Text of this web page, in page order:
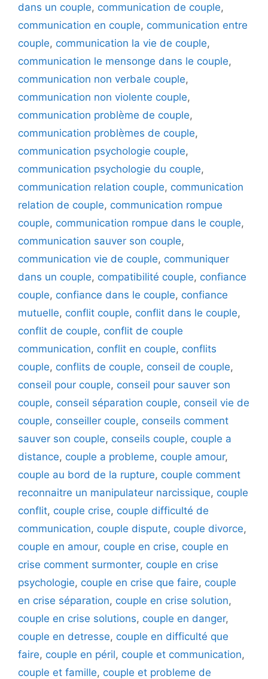
dans un couple, communication de couple,
communication en couple, communication entre
couple, communication la vie de couple,
communication le mensonge dans le couple,
communication non verbale couple,
communication non violente couple,
communication problème de couple,
communication problèmes de couple,
communication psychologie couple,
communication psychologie du couple,
communication relation couple, communication
relation de couple, communication rompue
couple, communication rompue dans le couple,
communication sauver son couple,
communication vie de couple, communiquer
dans un couple, compatibilité couple, confiance
couple, confiance dans le couple, confiance
mutuelle, conflit couple, conflit dans le couple,
conflit de couple, conflit de couple
communication, conflit en couple, conflits
couple, conflits de couple, conseil de couple,
conseil pour couple, conseil pour sauver son
couple, conseil séparation couple, conseil vie de
couple, conseiller couple, conseils comment
sauver son couple, conseils couple, couple a
distance, couple a probleme, couple amour,
couple au bord de la rupture, couple comment
reconnaitre un manipulateur narcissique, couple
conflit, couple crise, couple difficulté de
communication, couple dispute, couple divorce,
couple en amour, couple en crise, couple en
crise comment surmonter, couple en crise
psychologie, couple en crise que faire, couple
en crise séparation, couple en crise solution,
couple en crise solutions, couple en danger,
couple en detresse, couple en difficulté que
faire, couple en péril, couple et communication,
couple et famille, couple et probleme de